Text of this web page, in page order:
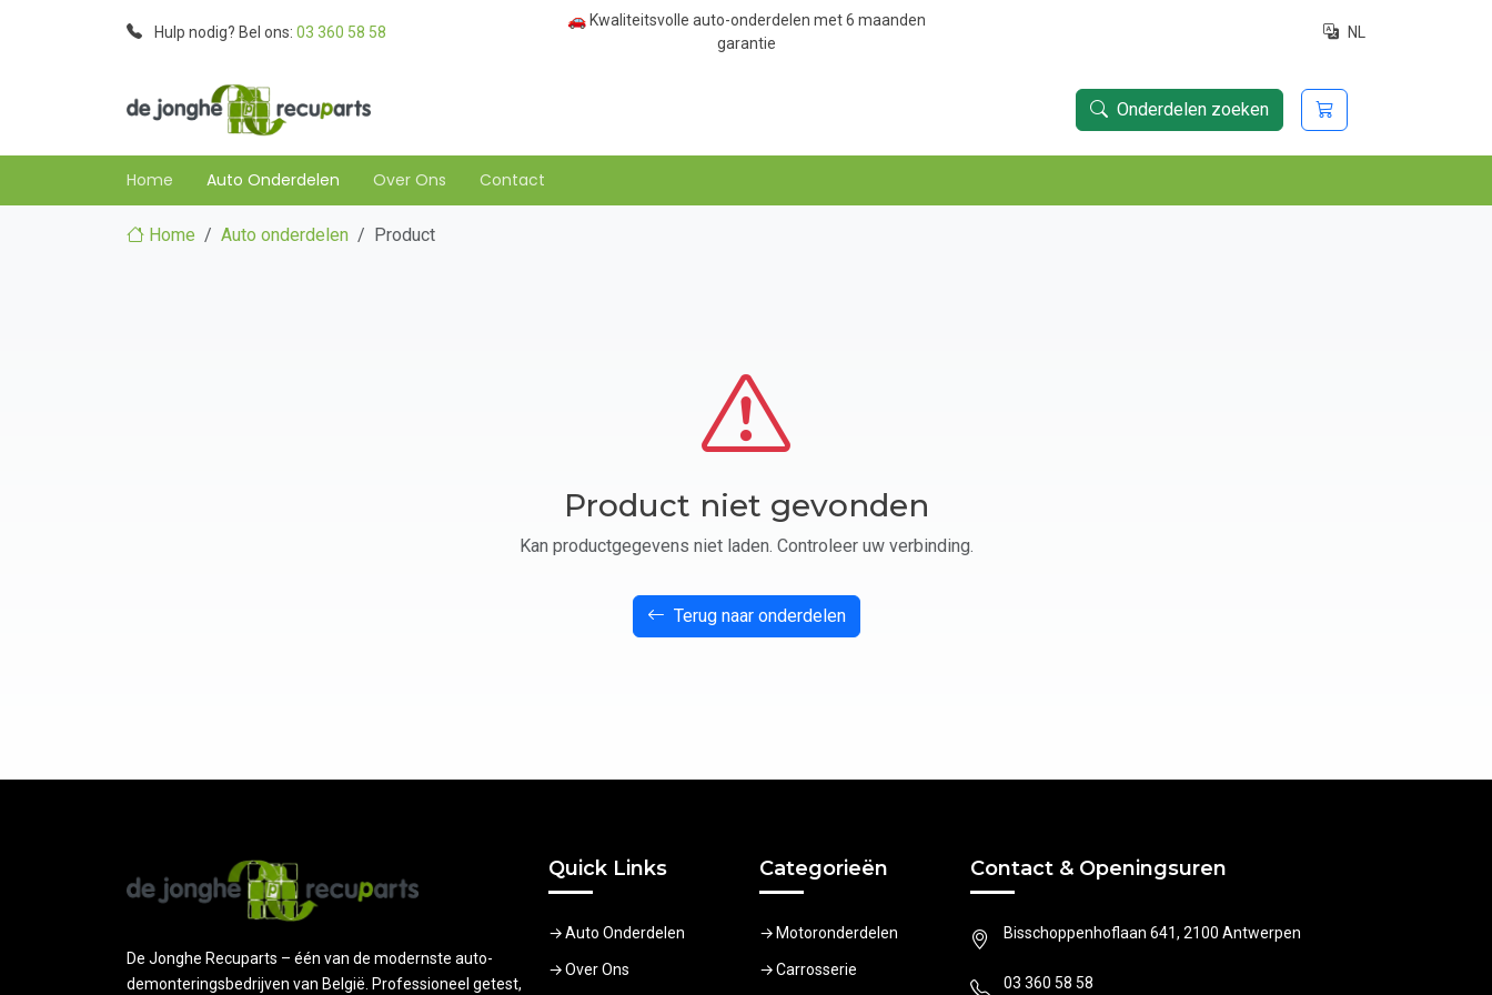
Hulp nodig? Bel ons: 03 360 58 58
🚗 Kwaliteitsvolle auto-onderdelen met 6 maanden
garantie
NL
Onderdelen zoeken
Home Auto Onderdelen Over Ons Contact
Home Auto onderdelen Product
Product niet gevonden
Kan productgegevens niet laden. Controleer uw verbinding.
Terug naar onderdelen
De Jonghe Recuparts – één van de modernste auto-
demonteringsbedrijven van België. Professioneel getest,
Quick Links
Auto Onderdelen
Over Ons
Categorieën
Motoronderdelen
Carrosserie
Contact & Openingsuren
Bisschoppenhoflaan 641, 2100 Antwerpen
03 360 58 58